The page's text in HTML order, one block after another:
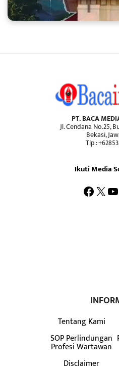
PT. BACA
Jl. Cendana No.25,
Bekasi,
Tlp :
Ikuti Media
X
Tentang Kami
SOP Perlindungan
Profesi Wartawan
Disclaimer